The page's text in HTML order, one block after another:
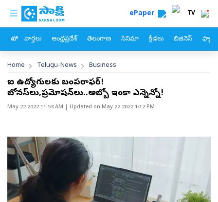
Skip to main content
custom menu ePaper TV
హోం వార్తలు ఆంధ్రప్రదేశ్ తెలంగాణ సినిమా క్రీడలు బిజినెస్
Breadcrumb
Home Telugu-News Business
ఐటీ ఉద్యోగులకు బంపరాఫర్!
బోనస్‌లు,ప్రమోషన్‌లు..అబ్బో ఇంకా ఎన్నెన్నో!
May 22 2022 11:53 AM | Updated on May 22 2022 1:12 PM